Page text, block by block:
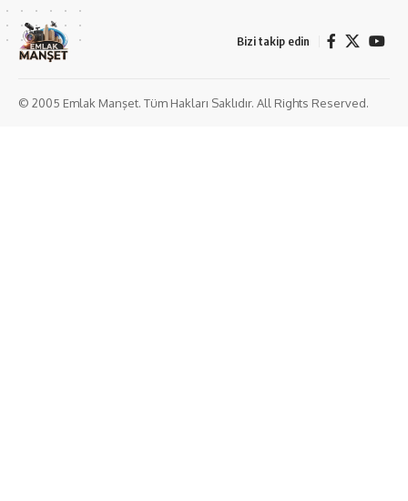
Bizi takip edin
© 2005 Emlak Manşet. Tüm Hakları Saklıdır. All Rights Reserved.